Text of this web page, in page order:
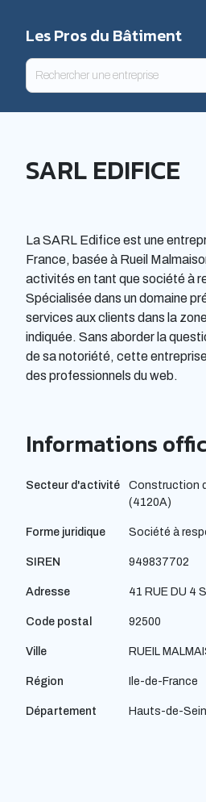
Les Pros du Bâtiment
SARL EDIFICE
La SARL Edifice est une
France, basée à Rueil
activités en tant que société à
Spécialisée dans un domaine
services aux clients dans la
indiquée. Sans aborder la
de sa notoriété, cette
des professionnels du web.
Informations
Secteur d'activité
Construction
(4120A)
Forme juridique Société à
SIREN 949837702
Adresse 41 RUE DU 4
Code postal 92500
Ville RUEIL
Région Ile-de-France
Département Hauts-de-